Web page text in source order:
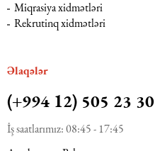
Miqrasiya xidmətləri
Rekrutinq xidmətləri
Əlaqələr
(+994 12) 505 23 30
İş saatlarımız: 08:45 - 17:45